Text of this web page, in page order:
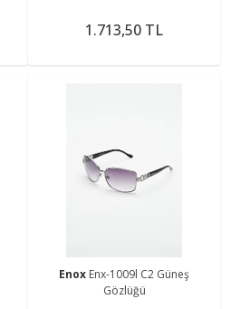
1.713,50 TL
Enox Enx-1009l C2 Güneş
Gözlüğü